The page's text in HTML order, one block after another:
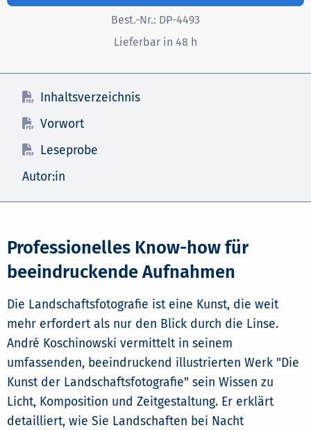
Best.-Nr.: DP-4493
Lieferbar in 48 h
Inhaltsverzeichnis
Vorwort
Leseprobe
Autor:in
Professionelles Know-how für
beeindruckende Aufnahmen
Die Landschaftsfotografie ist eine Kunst, die weit
mehr erfordert als nur den Blick durch die Linse.
André Koschinowski vermittelt in seinem
umfassenden, beeindruckend illustrierten Werk "Die
Kunst der Landschaftsfotografie" sein Wissen zu
Licht, Komposition und Zeitgestaltung. Er erklärt
detailliert, wie Sie Landschaften bei Nacht